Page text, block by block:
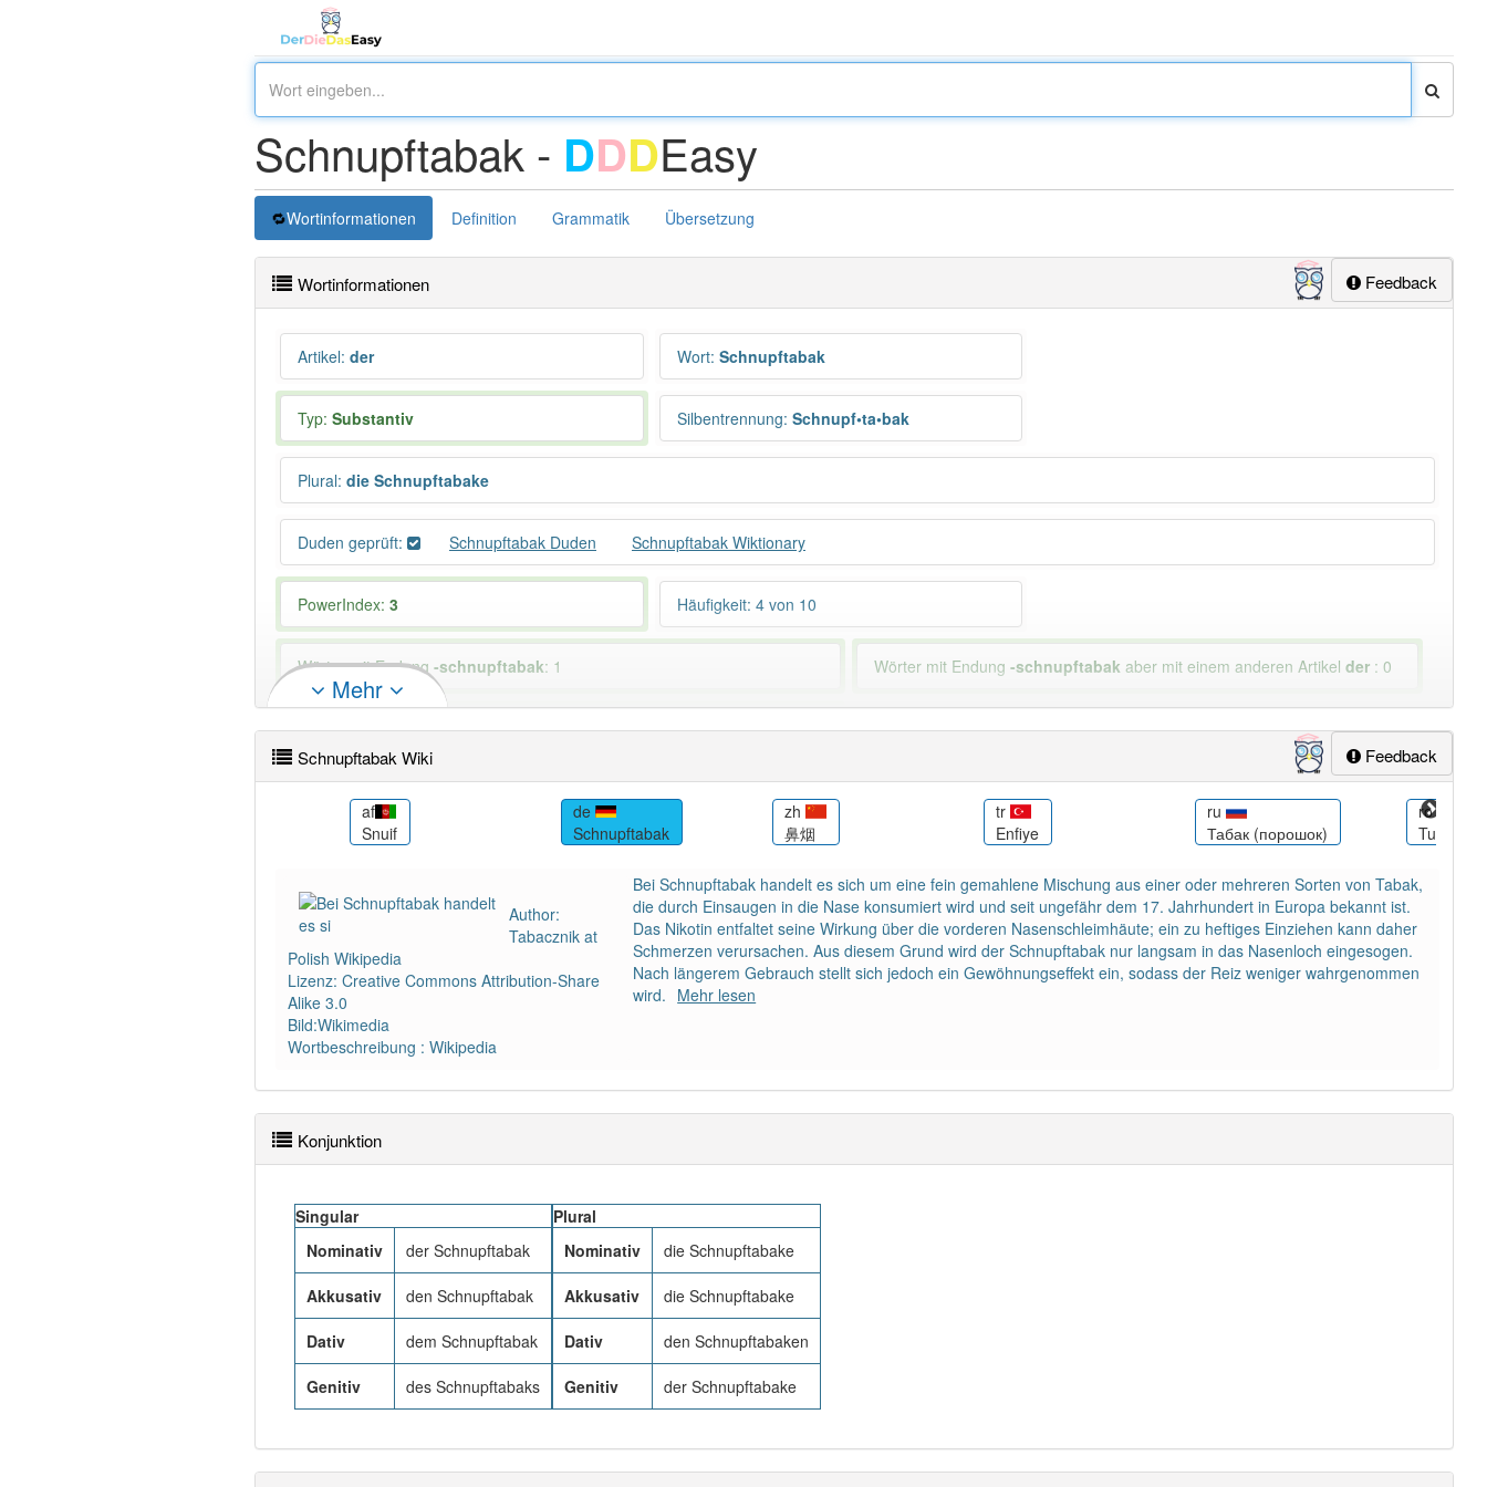
Schnupftabak - DDDEasy
Wortinformationen Definition Grammatik Übersetzung
Feedback
Wortinformationen
Artikel: der Wort: Schnupftabak
Typ: Substantiv Silbentrennung: Schnupf•ta•bak
Plural: die Schnupftabake
Duden geprüft: Schnupftabak Duden Schnupftabak Wiktionary
PowerIndex: 3 Häufigkeit: 4 von 10
Wörter mit Endung -schnupftabak: 1 Wörter mit Endung-schnupftabak aber mit einem anderen Artikelder : 0
97% unserer Spielapp-Nutzer haben den Artikel korrekt erraten.
Mehr
Feedback
Schnupftabak Wiki
af
Snuif
de
Schnupftabak
zh
鼻烟
tr
Enfiye
ru
Табак (порошок)
ro
Tutun de
Author:
Tabacznik at
Polish Wikipedia
Lizenz: Creative Commons Attribution-Share
Alike 3.0
Bild:Wikimedia
Wortbeschreibung : Wikipedia
Bei Schnupftabak handelt es sich um eine fein gemahlene Mischung aus einer oder mehreren Sorten von Tabak,
die durch Einsaugen in die Nase konsumiert wird und seit ungefähr dem 17. Jahrhundert in Europa bekannt ist.
Das Nikotin entfaltet seine Wirkung über die vorderen Nasenschleimhäute; ein zu heftiges Einziehen kann daher
Schmerzen verursachen. Aus diesem Grund wird der Schnupftabak nur langsam in das Nasenloch eingesogen.
Nach längerem Gebrauch stellt sich jedoch ein Gewöhnungseffekt ein, sodass der Reiz weniger wahrgenommen
wird. Mehr lesen
Konjunktion
Singular
Nominativ
der Schnupftabak
Akkusativ den Schnupftabak
Dativ dem Schnupftabak
Genitiv des Schnupftabaks
Plural
Nominativ
die Schnupftabake
Akkusativ die Schnupftabake
Dativ den Schnupftabaken
Genitiv der Schnupftabake